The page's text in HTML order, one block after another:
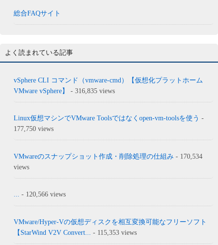
総合FAQサイト
よく読まれている記事
vSphere CLI コマンド（vmware-cmd）【仮想化プラットホーム
VMware vSphere】
- 316,835 views
Linux仮想マシンでVMware Toolsではなくopen-vm-toolsを使う -
177,750 views
VMwareのスナップショット作成・削除処理の仕組み - 170,534
views
... - 120,566 views
VMware/Hyper-Vの仮想ディスクを相互変換可能なフリーソフト
【StarWind V2V Convert...
- 115,353 views